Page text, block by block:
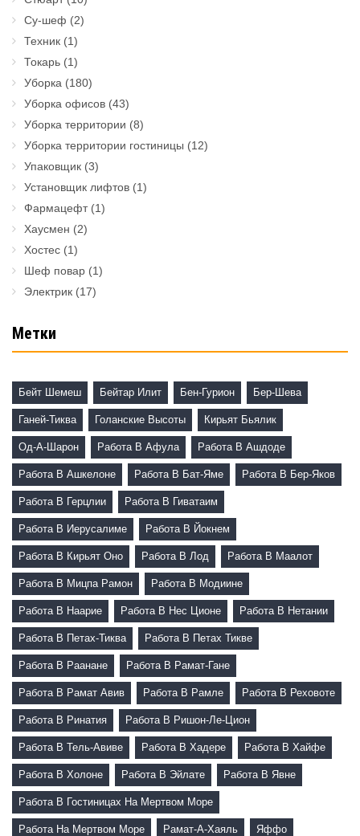
Су-шеф (2)
Техник (1)
Токарь (1)
Уборка (180)
Уборка офисов (43)
Уборка территории (8)
Уборка территории гостиницы (12)
Упаковщик (3)
Установщик лифтов (1)
Фармацефт(1)
Хаусмен (2)
Хостес (1)
Шеф повар (1)
Электрик (17)
Метки
Бейт Шемеш Бейтар Илит Бен-Гурион Бер-Шева
Ганей-Тиква Голанские Высоты Кирьят Бьялик
Од-А-Шарон Работа В Афула Работа В Ашдоде
Работа В Ашкелоне Работа В Бат-Яме Работа В Бер-Яков
Работа В Герцлии Работа В Гиватаим
Работа В Иерусалиме Работа В Йокнем
Работа В Кирьят Оно Работа В Лод Работа В Маалот
Работа В Мицпа Рамон Работа В Модиине
Работа В Наарие Работа В Нес Ционе Работа В Нетании
Работа В Петах-Тиква Работа В Петах Тикве
Работа В Раанане Работа В Рамат-Гане
Работа В Рамат Авив Работа В Рамле Работа В Реховоте
Работа В Ринатия Работа В Ришон-Ле-Цион
Работа В Тель-Авиве Работа В Хадере Работа В Хайфе
Работа В Холоне Работа В Эйлате Работа В Явне
Работа В Гостиницах На Мертвом Море
Работа На Мертвом Море Рамат-А-Хаяль Яффо